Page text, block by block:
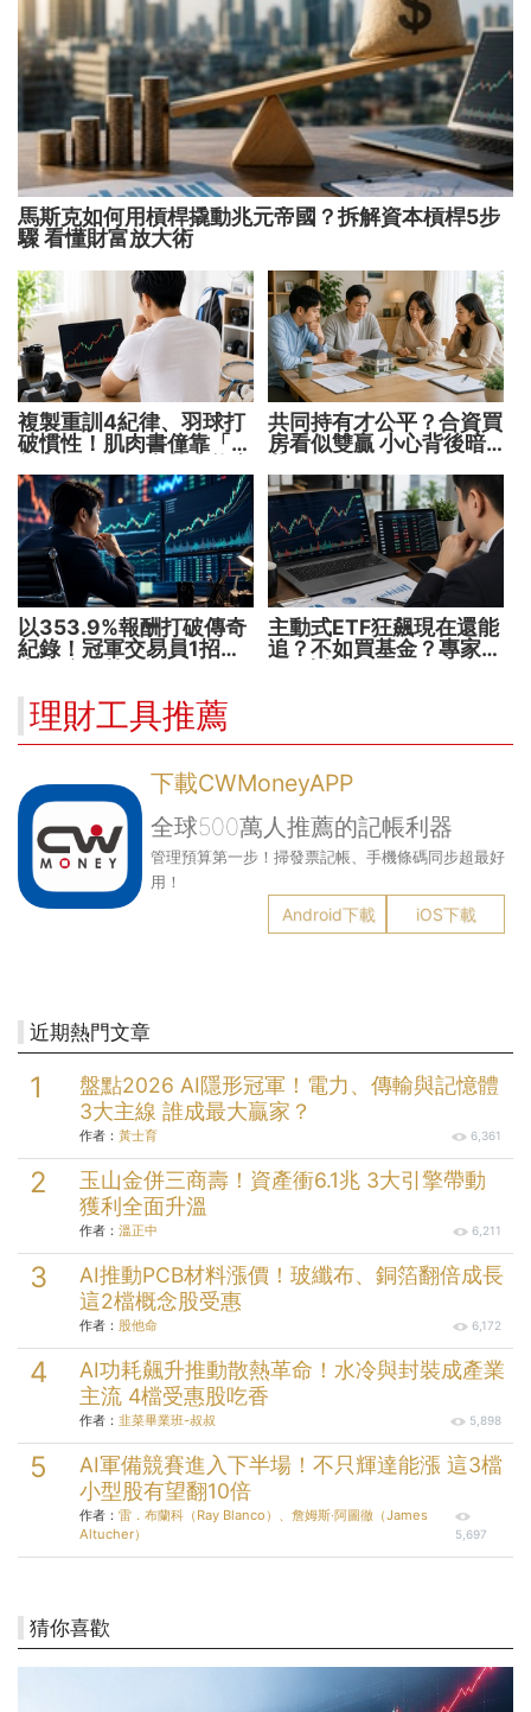
馬斯克如何用槓桿撬動兆元帝國？拆解資本槓桿5步
驟 看懂財富放大術
複製重訓4紀律、羽球打
破慣性！肌肉書僮靠「動
共同持有才公平？合資買
房看似雙贏 小心背後暗
以353.9%報酬打破傳奇
紀錄！冠軍交易員1招抓
主動式ETF狂飆現在還能
追？不如買基金？專家親
理財工具推薦
下載CWMoneyAPP
全球500萬人推薦的記帳利器
管理預算第一步！掃發票記帳、手機條碼同步超最好
用！
Android下載 iOS下載
近期熱門文章
盤點2026 AI隱形冠軍！電力、傳輸與記憶體
3大主線 誰成最大贏家？
作者： 黃士育 6,361
玉山金併三商壽！資產衝6.1兆 3大引擎帶動
獲利全面升溫
作者： 溫正中 6,211
AI推動PCB材料漲價！玻纖布、銅箔翻倍成長
這2檔概念股受惠
作者： 股他命 6,172
AI功耗飆升推動散熱革命！水冷與封裝成產業
主流 4檔受惠股吃香
作者： 韭菜畢業班-叔叔 5,898
AI軍備競賽進入下半場！不只輝達能漲 這3檔
小型股有望翻10倍
作者： 雷．布蘭科（Ray Blanco）、詹姆斯‧阿圖徹（James
Altucher）
5,697
猜你喜歡